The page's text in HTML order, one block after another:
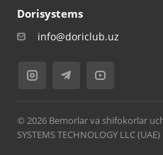
Dorisystems
info@doriclub.uz
© 2026 Bemorlar va shifokorlar
SYSTEMS TECHNOLOGY LLC (UAE)